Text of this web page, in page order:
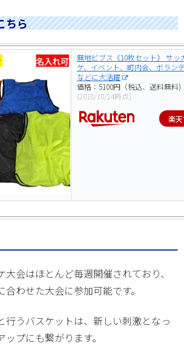
ちら
無地ビブス《10枚セット》 サッ
ケ、イベント、町内会、ボラン
などに大活躍
価格：5100円（税込、送料無料)
(2018/10/24時点)
楽
会はほとんど毎週開催されており、
わせた大会に参加可能です。
行うバスケットは、新しい刺激となっ
プにも繋がります。